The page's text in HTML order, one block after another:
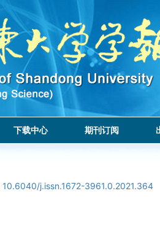
下载中心 期刊订阅
10.6040/j.issn.1672-3961.0.2021.364